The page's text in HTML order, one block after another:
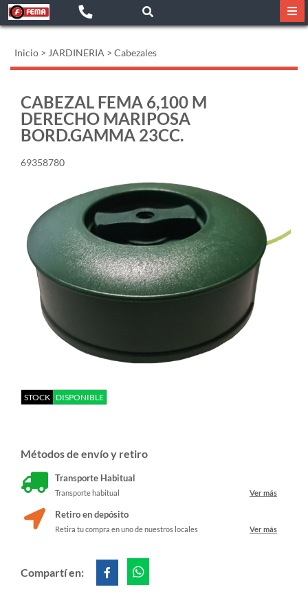
Inicio > JARDINERIA > Cabezales
CABEZAL FEMA 6,100 M
DERECHO MARIPOSA
BORD.GAMMA 23CC.
69358780
STOCK DISPONIBLE
Métodos de envío y retiro
Transporte Habitual
Transporte habitual Ver más
Retiro en depósito
Retira tu compra en uno de nuestros locales Ver más
Compartí en: